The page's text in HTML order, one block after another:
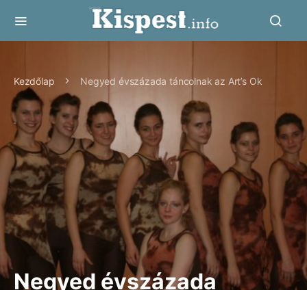
Kezdőlap Negyed évszázada táncolnak az Art’s Ok
Negyed évszázada